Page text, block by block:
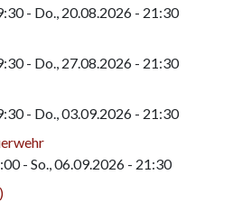
- Do., 20.08.2026 - 21:30
- Do., 27.08.2026 - 21:30
- Do., 03.09.2026 - 21:30
- So., 06.09.2026 - 21:30